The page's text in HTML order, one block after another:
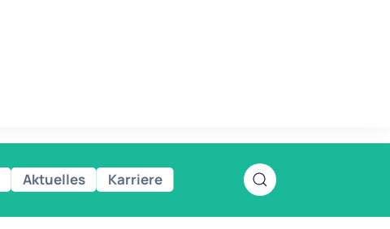
Aktuelles Karriere